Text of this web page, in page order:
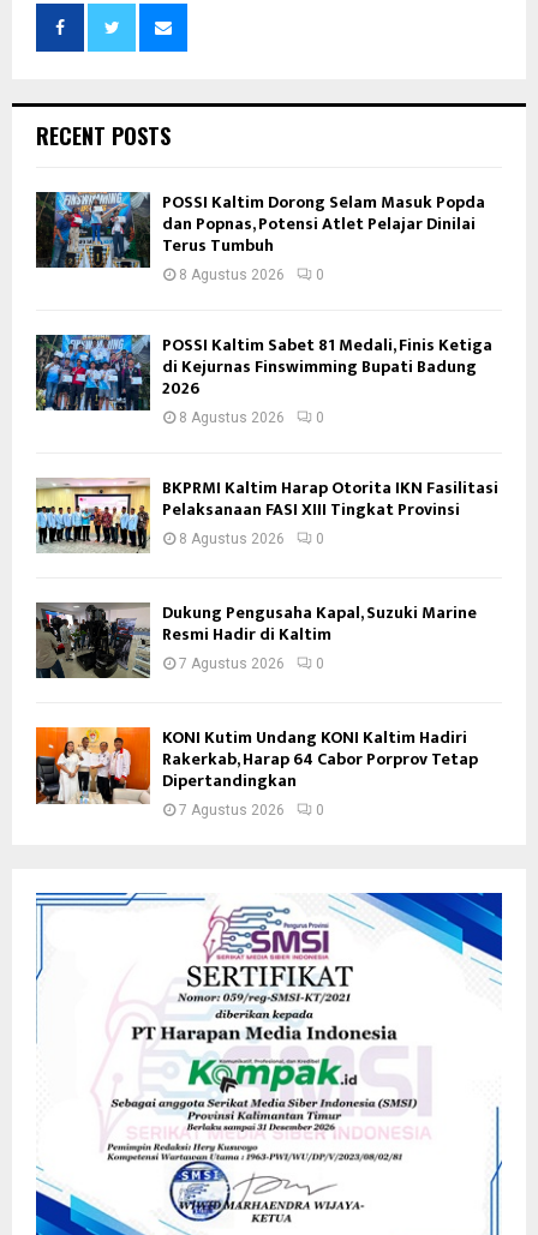
RECENT POSTS
POSSI Kaltim Dorong Selam Masuk Popda
dan Popnas, Potensi Atlet Pelajar Dinilai
Terus Tumbuh
8 Agustus 2026 0
POSSI Kaltim Sabet 81 Medali, Finis Ketiga
di Kejurnas Finswimming Bupati Badung
2026
8 Agustus 2026 0
BKPRMI Kaltim Harap Otorita IKN Fasilitasi
Pelaksanaan FASI XIII Tingkat Provinsi
8 Agustus 2026 0
Dukung Pengusaha Kapal, Suzuki Marine
Resmi Hadir di Kaltim
7 Agustus 2026 0
KONI Kutim Undang KONI Kaltim Hadiri
Rakerkab, Harap 64 Cabor Porprov Tetap
Dipertandingkan
7 Agustus 2026 0